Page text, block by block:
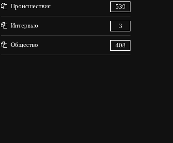
Происшествия 539
Интервью 3
Общество 408